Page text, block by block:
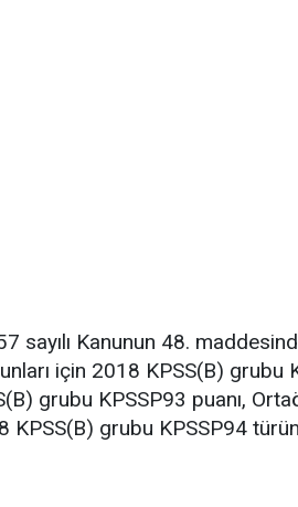
sayılı Kanunun 48.
için 2018 KPSS(B) grubu
grubu KPSSP93 puanı,
KPSS(B) grubu KPSSP94